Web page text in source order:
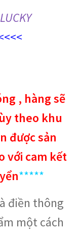
, hàng sẽ
theo khu
được sản
với cam kết
*****
điền thông
một cách